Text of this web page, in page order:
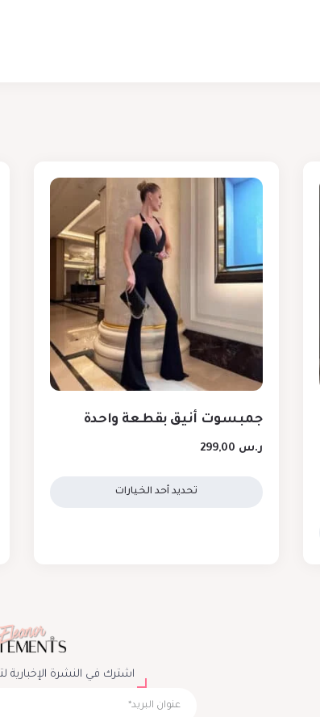
جمبسوت أنيق بقطعة واحدة
ر.س
تحديد أحد الخيارات
اشترك في النشرة الإخبارية